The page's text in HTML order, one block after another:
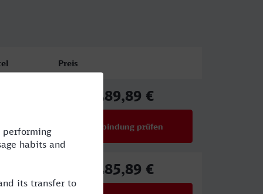
Preis
ab89,89 €
Verbindung prüfen
ab85,89 €